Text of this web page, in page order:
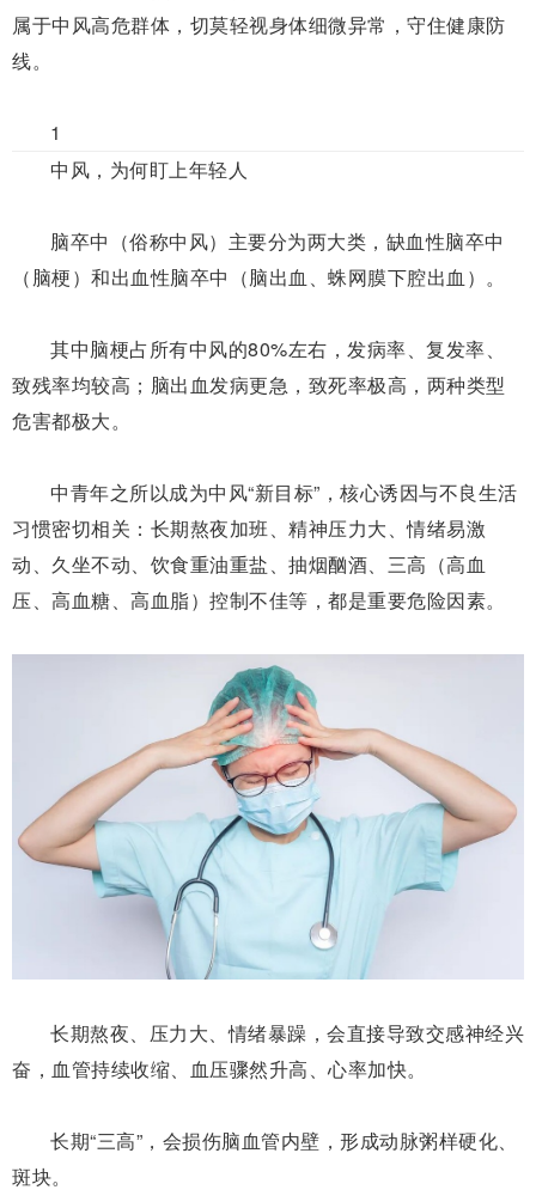
属于中风高危群体， 切莫轻视身体细微异常，守住健康防
线。
1
中风，为何盯上年轻人
脑卒中（俗称中风） 主要分为两大类，缺血性脑卒中
（脑梗） 和出血性脑卒中（脑出血、蛛网膜下腔出血） 。
其中脑梗占所有中风的80%左右，发病率、复发率、
致残率均较高；脑出血发病更急，致死率极高，两种类型
危害都极大。
中青年之所以成为中风“新目标”，核心诱因与不良生活
习惯密切相关： 长期熬夜加班、精神压力大、情绪易激
动、久坐不动、饮食重油重盐、抽烟酗酒、三高（高血
压、高血糖、高血脂）控制不佳等，都是重要危险因素。
长期熬夜、压力大、情绪暴躁，会直接导致交感神经兴
奋，血管持续收缩、血压骤然升高、心率加快。
长期“三高”，会损伤脑血管内壁，形成动脉粥样硬化、
斑块。